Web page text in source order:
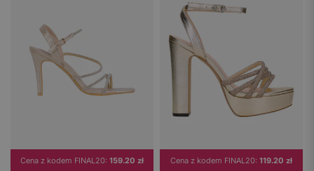
Cena z kodem FINAL20: 159.20 zł Cena z kodem FINAL20: 119.20 zł